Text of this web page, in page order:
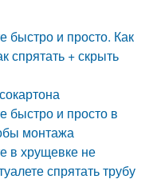
быстро и просто. Как
спрятать + скрыть
быстро и просто в
монтажа
в хрущевке не
спрятать трубу